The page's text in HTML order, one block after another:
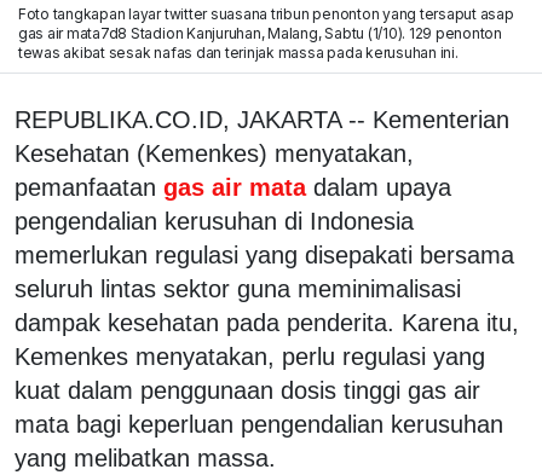
Foto tangkapan layar twitter suasana tribun penonton yang tersaput asap
gas air mata7d8 Stadion Kanjuruhan, Malang, Sabtu (1/10). 129 penonton
tewas akibat sesak nafas dan terinjak massa pada kerusuhan ini.
REPUBLIKA.CO.ID, JAKARTA -- Kementerian
Kesehatan (Kemenkes) menyatakan,
pemanfaatan gas air mata dalam upaya
pengendalian kerusuhan di Indonesia
memerlukan regulasi yang disepakati bersama
seluruh lintas sektor guna meminimalisasi
dampak kesehatan pada penderita. Karena itu,
Kemenkes menyatakan, perlu regulasi yang
kuat dalam penggunaan dosis tinggi gas air
mata bagi keperluan pengendalian kerusuhan
yang melibatkan massa.